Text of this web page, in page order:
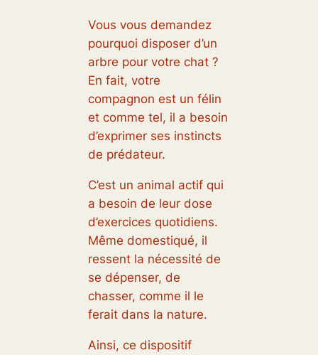
Vous vous demandez
pourquoi disposer d’un
arbre pour votre chat ?
En fait, votre
compagnon est un félin
et comme tel, il a besoin
d’exprimer ses instincts
de prédateur.
C’est un animal actif qui
a besoin de leur dose
d’exercices quotidiens.
Même domestiqué, il
ressent la nécessité de
se dépenser, de
chasser, comme il le
ferait dans la nature.
Ainsi, ce dispositif